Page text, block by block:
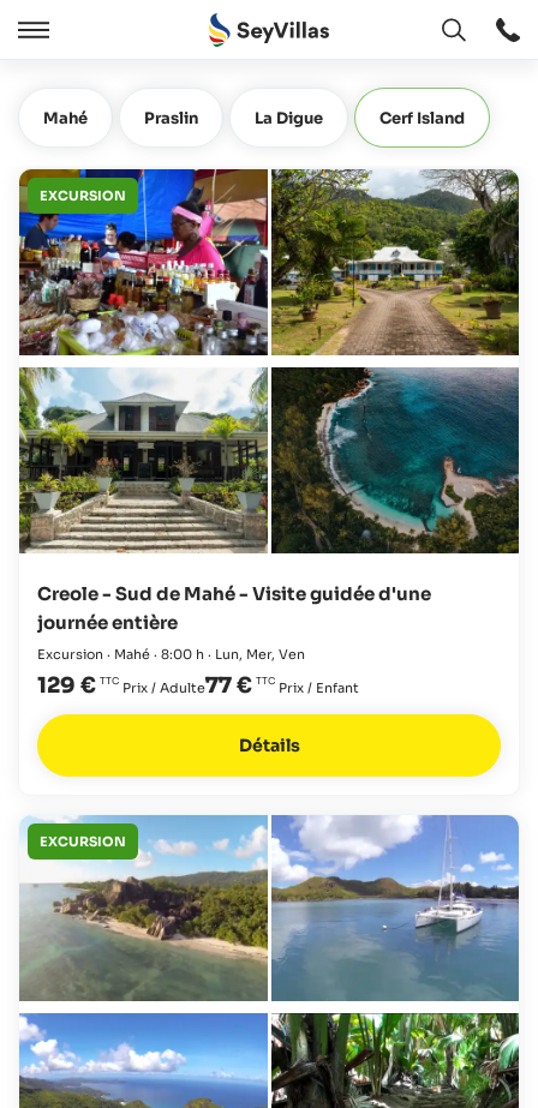
Cermer
Ouvert
Mahé Praslin La Digue Cerf Island
EXCURSION
Creole - Sud de Mahé - Visite guidée d'une
journée entière
Excursion · Mahé · 8:00 h · Lun, Mer, Ven
129 € Prix / Adulte77 € Prix / Enfant
Détails
EXCURSION